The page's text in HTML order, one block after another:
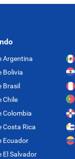
Argentina
Bolivia
Brasil
Chile
Colombia
Costa Rica
Ecuador
El Salvador